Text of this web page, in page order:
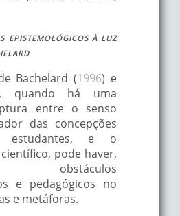
epistemológicos à luz
Bachelard (1996) e
quando há uma
entre o senso
das concepções
estudantes, e o
pode haver,
obstáculos
e pedagógicos no
e metáforas.